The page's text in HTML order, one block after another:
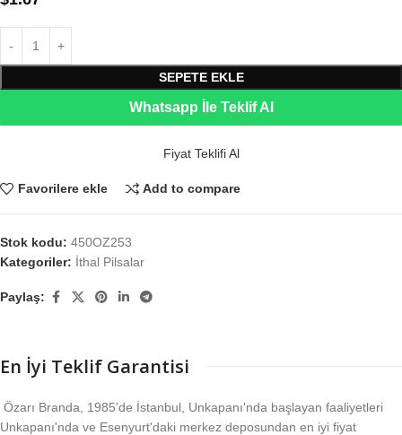
SEPETE EKLE
Whatsapp İle Teklif Al
Fiyat Teklifi Al
Favorilere ekle Add to compare
Stok kodu: 450OZ253
Kategoriler: İthal Pilsalar
Paylaş:
En İyi Teklif Garantisi
Özarı Branda, 1985'de İstanbul, Unkapanı'nda başlayan faaliyetleri
Unkapanı'nda ve Esenyurt'daki merkez deposundan en iyi fiyat